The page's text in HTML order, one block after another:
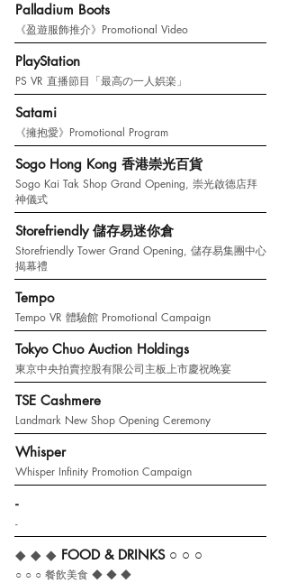
Palladium Boots
《盈遊服飾推介》Promotional Video
PlayStation
PS VR 直播節目「最高の一人娯楽」
Satami
《擁抱愛》Promotional Program
Sogo Hong Kong 香港崇光百貨
Sogo Kai Tak Shop Grand Opening, 崇光啟德店拜
神儀式
Storefriendly 儲存易迷你倉
Storefriendly Tower Grand Opening, 儲存易集團中心
揭幕禮
Tempo
Tempo VR 體驗館 Promotional Campaign
Tokyo Chuo Auction Holdings
東京中央拍賣控股有限公司主板上市慶祝晚宴
TSE Cashmere
Landmark New Shop Opening Ceremony
Whisper
Whisper Infinity Promotion Campaign
-
-
◆ ◆ ◆ FOOD & DRINKS○ ○ ○
○ ○ ○ 餐飲美食 ◆ ◆ ◆